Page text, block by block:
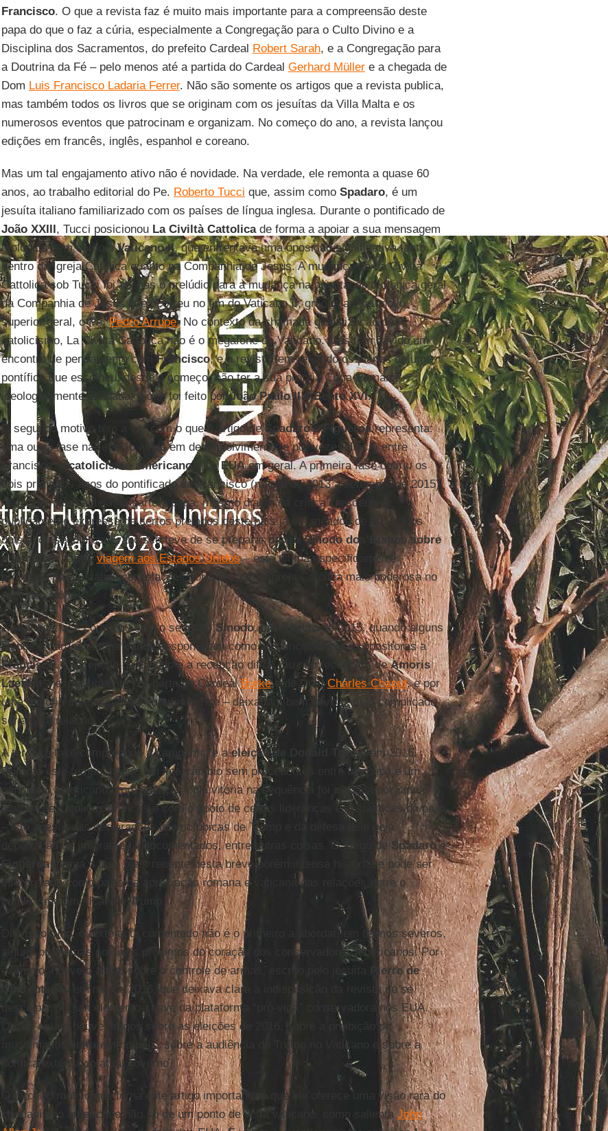
Francisco. O que a revista faz é muito mais importante para a compreensão deste
papa do que o faz a cúria, especialmente a Congregação para o Culto Divino e a
Disciplina dos Sacramentos, do prefeito Cardeal Robert Sarah, e a Congregação para
a Doutrina da Fé – pelo menos até a partida do Cardeal Gerhard Müllere a chegada de
Dom Luis Francisco Ladaria Ferrer. Não são somente os artigos que a revista publica,
mas também todos os livros que se originam com os jesuítas da Villa Malta e os
numerosos eventos que patrocinam e organizam. No começo do ano, a revista lançou
edições em francês, inglês, espanhol e coreano.
Mas um tal engajamento ativo não é novidade. Na verdade, ele remonta a quase 60
anos, ao trabalho editorial do Pe. Roberto Tucci que, assim como Spadaro, é um
jesuíta italiano familiarizado com os países de língua inglesa. Durante o pontificado de
João XXIII, Tucci posicionou La Civiltà Cattolicade forma a apoiar a sua mensagem
teológica bem como oVaticano II, que enfrentava uma oposição significativa tanto
dentro da Igreja Católica quanto na Companhia de Jesus. A mudança de La Civiltà
Cattolica sob Tucci foi apenas o prelúdio para a mudança na orientação teológica geral
da Companhia de Jesus que ocorreu no fim do Vaticano II, graças ao seu novo
superior geral, o Pe.Pedro Arrupe.No contexto da chamada globalização do
catolicismo, La Civiltà Cattolica não é o megafone do Vaticano. Mas tem havido um
encontro de pensamento comFrancisco, e a revista tem refletido os planos de um
pontífice que escolheu, desde o começo, não ter a sua própria Cúria Romana
ideologicamente alinhada, o que foi feito porJoão Paulo IIeBento XVI.
O segundo motivo tem a ver com o que o artigo deSpadaroeFigueroarepresenta:
uma outra fase na relação ainda em desenvolvimento (e por vezes difícil) entre
Francisco, ocatolicismo americanoe osEUAem geral. A primeira fase cobriu os
dois primeiros anos do pontificado de Francisco (março de 2013 a setembro de 2015),
marcados por cautela da parte o papa, mesmo diante da crítica crescente e
publicamente expressa de certos prelados deste país já em meados de 2013. Nos
dois anos seguintes, Francisco teve de se preparar para oSínodo dos Bispos sobre
a famíliae para aviagem aos Estados Unidos– esta última especificamente
projetada para estabelecer relações normais com a Igreja Católica mais poderosa no
Atlântico Norte.
A segunda fase começou com o segundoSínodo, em outubro de 2015, quando alguns
bispos e cardeais americanos despontaram como as principais vozes opositoras a
Francisco. A recepção do Sínodo e a recepção difícil (ou não recepção) deAmoris
Laetitia – especialmente por parte do CardealBurkee de Dom Charles Chaput, e por
uma maioria do episcopado estadunidense – deixariam bem claro o quão complicado
seria esta relação.
A terceira fase compreende a campanha e aeleição de Donald Trumpem 2016.
Durante este tempo, houve um intercâmbio sem precedentes entre um papa e um
candidato americano à presidência, cuja vitória na sequência foi ajudada por uma
maioria de católicos brancos e com o apoio de certas lideranças eclesiásticas do país
– isto apesar das declarações islamofóbicas de Trump e da defesa dele pela
deportação de imigrantes indocumentados, entre outras coisas. O artigo de Spadaroe
Figueroamarca a fase mais recente desta breve porém intensa história, e pode ser
interpretada como parte da apreciação romana e vaticana das relações entre o
catolicismo americano e Trump.
Dito isso tudo, o texto aqui comentado não é o primeiro a abordar, em termos severos,
alguns problemas políticos próximos do coração dos conservadores americanos. Por
exemplo, houve o artigo sobre o controle de armas, escrito pelo jesuíta
Pierre de
Charentenay
em março 2016, que deixava clara a indisposição da revista de se
desculpar por um elemento-chave da plataforma “pró-vida” conservadora nos EUA.
Desde então, houve artigos sobre as eleições de 2016, sobre a proibição de
muçulmanos entrarem no país, sobre a audiência de Trump no Vaticano e sobre a
política externa do atual governo.
O terceiro motivo que torna este artigo importante é que ele oferece uma visão rara do
cristianismo americano não só de um ponto de vista vaticano, como salienta John